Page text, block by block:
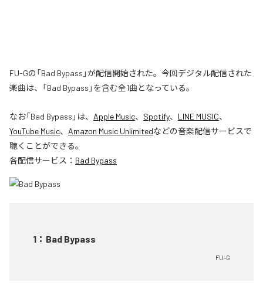
FU-Gの「Bad Bypass」が配信開始された。今回デジタル配信された
楽曲は、「Bad Bypass」を含む全1曲となっている。
なお「Bad Bypass 」は、 Apple Music、 Spotify、 LINE MUSIC、
YouTube Music、 Amazon Music Unlimitedなどの音楽配信サービスで
聴くことができる。
各配信サービス： Bad Bypass
1 ： Bad Bypass
FU-G